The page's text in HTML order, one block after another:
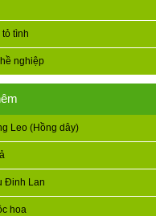
tỏ tình
nghiệp
Leo (Hồng dây)
Đinh Lan
hoa